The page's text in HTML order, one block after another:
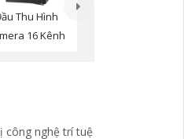
Thu Hình
16 Kênh
công nghệ trí tuệ